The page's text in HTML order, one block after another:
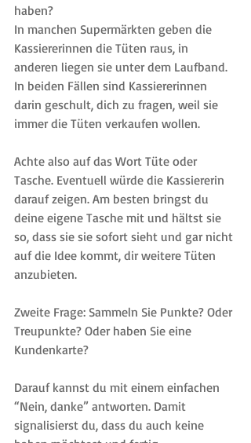
haben?
In manchen Supermärkten geben die
Kassiererinnen die Tüten raus, in
anderen liegen sie unter dem Laufband.
In beiden Fällen sind Kassiererinnen
darin geschult, dich zu fragen, weil sie
immer die Tüten verkaufen wollen.
Achte also auf das Wort Tüte oder
Tasche. Eventuell würde die Kassiererin
darauf zeigen. Am besten bringst du
deine eigene Tasche mit und hältst sie
so, dass sie sie sofort sieht und gar nicht
auf die Idee kommt, dir weitere Tüten
anzubieten.
Zweite Frage: Sammeln Sie Punkte? Oder
Treupunkte? Oder haben Sie eine
Kundenkarte?
Darauf kannst du mit einem einfachen
“Nein, danke” antworten. Damit
signalisierst du, dass du auch keine